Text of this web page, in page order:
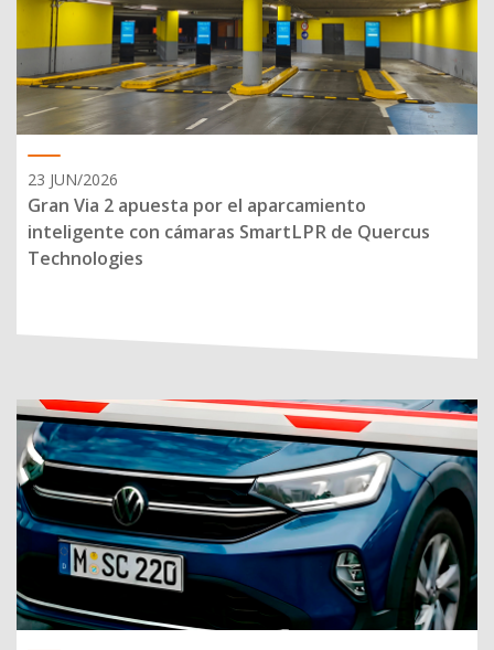
23 JUN/2026
Gran Via 2 apuesta por el aparcamiento
inteligente con cámaras SmartLPR de Quercus
Technologies